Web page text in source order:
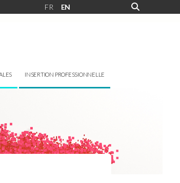
FR EN
INSERTION PROFESSIONNELLE